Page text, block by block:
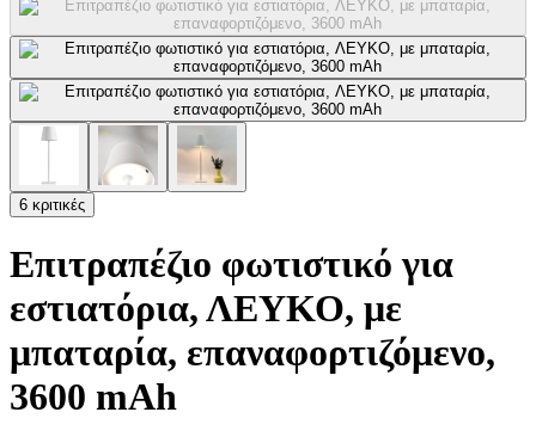
6 κριτικές
Επιτραπέζιο φωτιστικό για
εστιατόρια, ΛΕΥΚΟ, με
μπαταρία, επαναφορτιζόμενο,
3600 mAh